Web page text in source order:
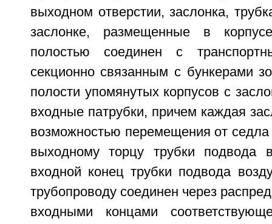
выходном отверстии, заслонка,
заслонке, размещенные в
полостью соединен с
секционно связанным с бункерами
полости упомянутых корпусов с
входные патрубки, причем каждая
возможностью перемещения от седла
выходному торцу трубки подвода
входной конец трубки подвода
трубопроводу соединен через
входными концами